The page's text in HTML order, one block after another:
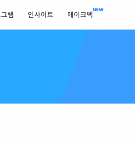
램 인사이트 메이크덱